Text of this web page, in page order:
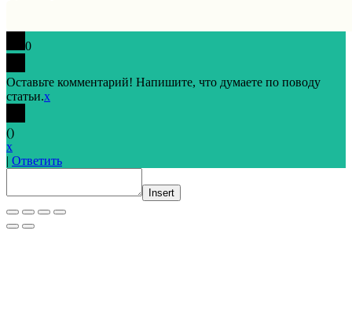
0
Оставьте комментарий! Напишите, что думаете по поводу
статьи.x
()
x
| Ответить
Insert